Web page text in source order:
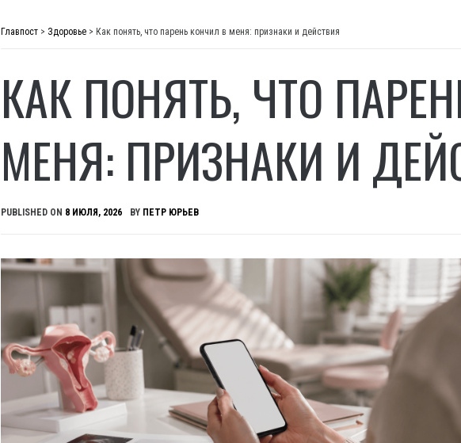
Главпост > Здоровье > Как понять, что парень кончил в меня: признаки и действия
КАК ПОНЯТЬ, ЧТО
МЕНЯ: ПРИЗНАКИ И
PUBLISHED ON 8 ИЮЛЯ, 2026 BY ПЕТР ЮРЬЕВ